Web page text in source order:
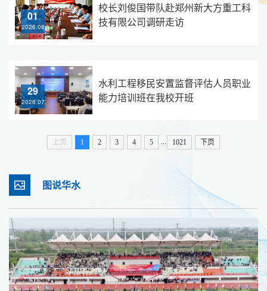
01
2026.08
校长刘俊国带队赴郑州新大方重工科
技有限公司调研走访
29
2026.07
水利工程移民安置监督评估人员职业
能力培训班在我校开班
上页 1 2 3 4 5 ... 1021 下页
图说华水